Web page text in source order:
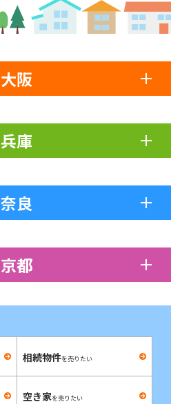
大阪
兵庫
奈良
京都
相続物件を売りたい
空き家を売りたい